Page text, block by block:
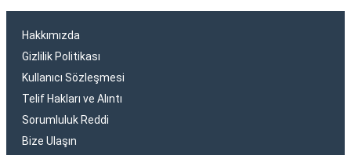
Hakkımızda
Gizlilik Politikası
Kullanıcı Sözleşmesi
Telif Hakları ve Alıntı
Sorumluluk Reddi
Bize Ulaşın